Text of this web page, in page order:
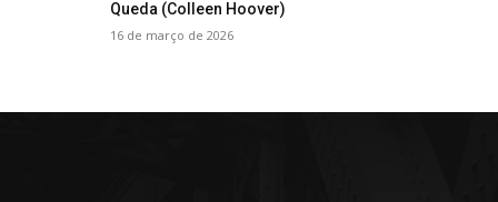
Queda (Colleen Hoover)
16 de março de 2026